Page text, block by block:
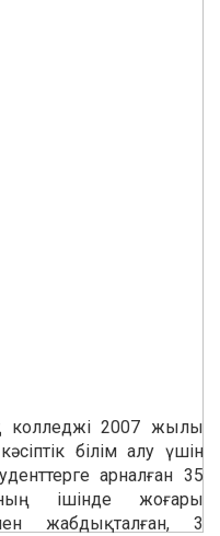
колледжі 2007 жылы
білім алу үшін
арналған 35
ішінде жоғары
жабдықталған, 3